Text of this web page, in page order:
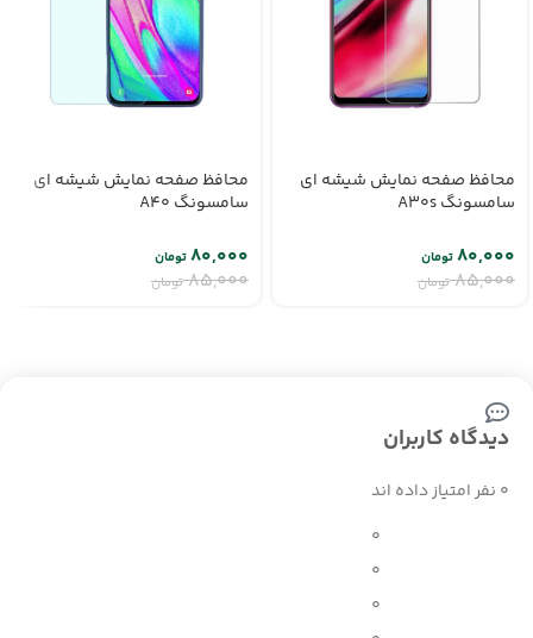
محافظ صفحه نمایش شیشه ای
سامسونگ A30s
۸۵,۰۰۰ تومان
۸۰,۰۰۰تومان
محافظ صفحه نمایش شیشه ای
سامسونگ A40
۸۵,۰۰۰ تومان
۸۰,۰۰۰تومان
دیدگاه کاربران
0 نفر امتیاز داده اند
0
0
0